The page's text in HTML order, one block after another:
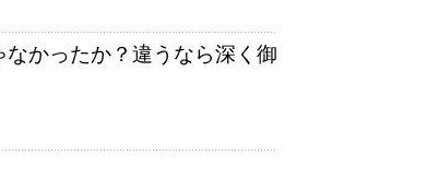
かったか？違うなら深く御